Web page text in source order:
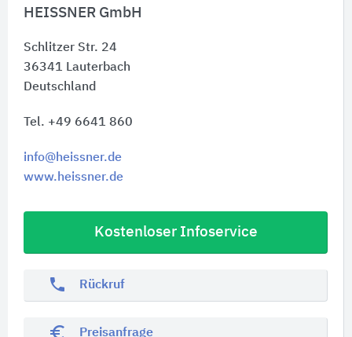
HEISSNER GmbH
Schlitzer Str. 24
36341 Lauterbach
Deutschland
Tel. +49 6641 860
info@heissner.de
www.heissner.de
Kostenloser Infoservice
phone Rückruf
euro_symbol Preisanfrage